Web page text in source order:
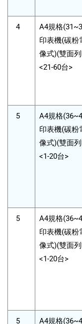
4
A4規格
印表機(碳粉
像式)(雙面
<21-60台>
5
A4規格
印表機(碳粉
像式)(雙面
<1-20台>
5
A4規格
印表機(碳粉
像式)(雙面
<1-20台>
5 A4規格